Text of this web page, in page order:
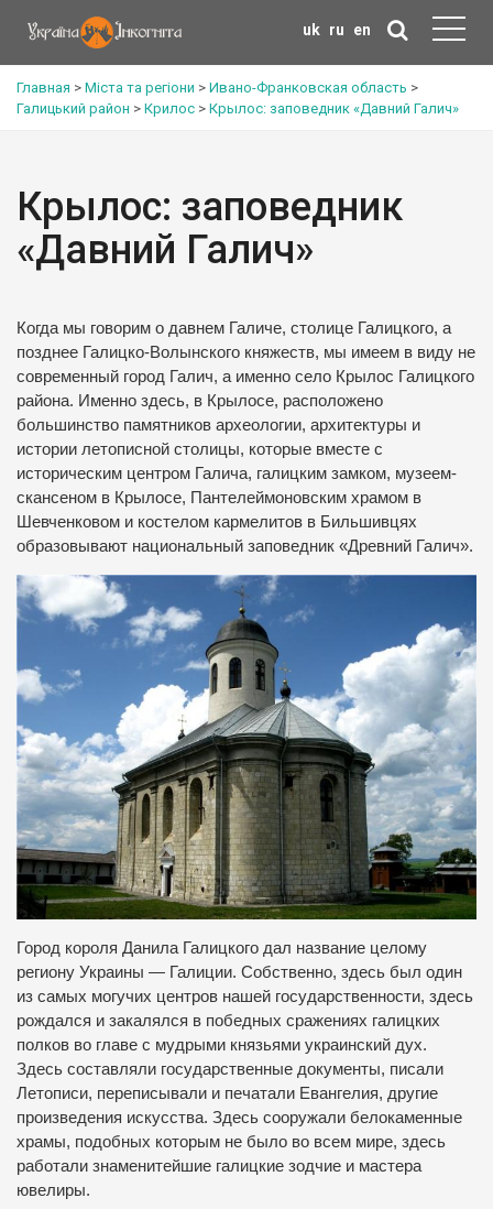
uk ru en
Главная > Міста та регіони > Ивано-Франковская область >
Галицький район > Крилос > Крылос: заповедник «Давний Галич»
Крылос: заповедник
«Давний Галич»
Когда мы говорим о давнем Галиче, столице Галицкого, а
позднее Галицко-Волынского княжеств, мы имеем в виду не
современный город Галич, а именно село Крылос Галицкого
района. Именно здесь, в Крылосе, расположено
большинство памятников археологии, архитектуры и
истории летописной столицы, которые вместе с
историческим центром Галича, галицким замком, музеем-
скансеном в Крылосе, Пантелеймоновским храмом в
Шевченковом и костелом кармелитов в Бильшивцях
образовывают национальный заповедник «Древний Галич».
Город короля Данила Галицкого дал название целому
региону Украины — Галиции. Собственно, здесь был один
из самых могучих центров нашей государственности, здесь
рождался и закалялся в победных сражениях галицких
полков во главе с мудрыми князьями украинский дух.
Здесь составляли государственные документы, писали
Летописи, переписывали и печатали Евангелия, другие
произведения искусства. Здесь сооружали белокаменные
храмы, подобных которым не было во всем мире, здесь
работали знаменитейшие галицкие зодчие и мастера
ювелиры.